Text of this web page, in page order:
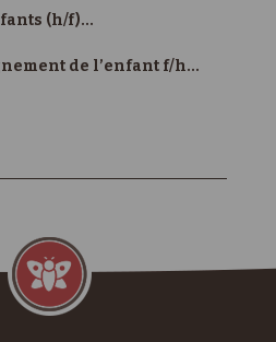
(h/f)...
de l’enfant f/h...